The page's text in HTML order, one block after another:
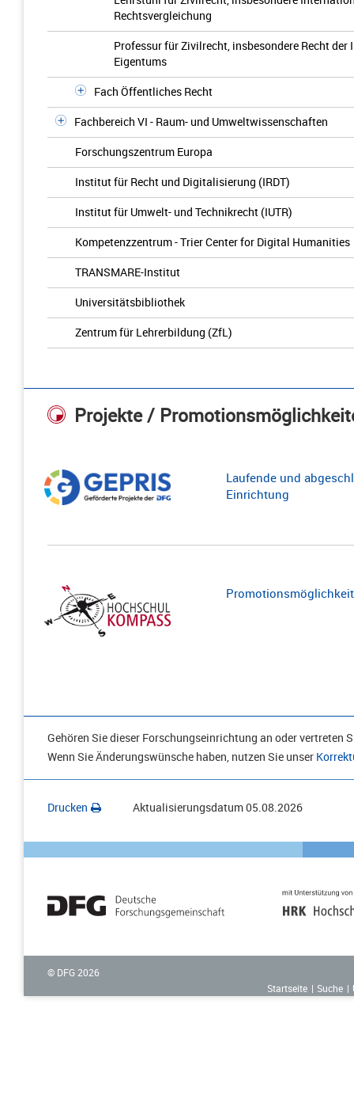
Rechtsvergleichung
Professur für Zivilrecht, insbesondere Recht
Eigentums
Fach Öffentliches Recht
Fachbereich VI - Raum- und Umweltwissenschaften
Forschungszentrum Europa
Institut für Recht und Digitalisierung (IRDT)
Institut für Umwelt- und Technikrecht (IUTR)
Kompetenzzentrum - Trier Center for Digital Humanities
TRANSMARE-Institut
Universitätsbibliothek
Zentrum für Lehrerbildung (ZfL)
Projekte /
Laufende und
Einrichtung
Gehören Sie dieser Forschungseinrichtung an oder vertreten
Wenn Sie Änderungswünsche haben, nutzen Sie unser
Drucken Aktualisierungsdatum05.08.2026
© DFG 2026
Startseite
Suche